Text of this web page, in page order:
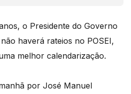
o Presidente do Governo
haverá rateios no POSEI,
melhor calendarização.
por José Manuel